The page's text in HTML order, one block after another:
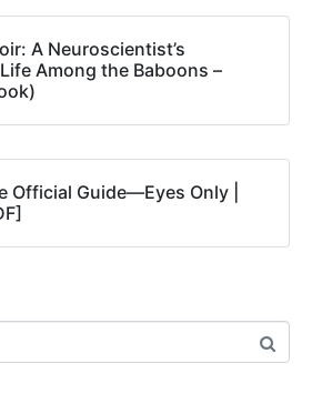
A Neuroscientist’s
Among the Baboons –
Official Guide―Eyes Only |